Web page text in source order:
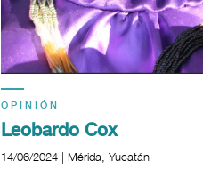
OPINIÓN
Leobardo Cox
14/06/2024 | Mérida, Yucatán